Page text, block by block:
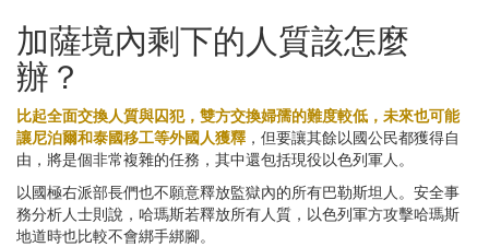
加薩境內剩下的人質該怎麼
辦？
比起全面交換人質與囚犯，雙方交換婦孺的難度較低，未來也可能
讓尼泊爾和泰國移工等外國人獲釋 ，但要讓其餘以國公民都獲得自
由，將是個非常複雜的任務，其中還包括現役以色列軍人。
以國極右派部長們也不願意釋放監獄內的所有巴勒斯坦人。安全事
務分析人士則說，哈瑪斯若釋放所有人質，以色列軍方攻擊哈瑪斯
地道時也比較不會綁手綁腳。